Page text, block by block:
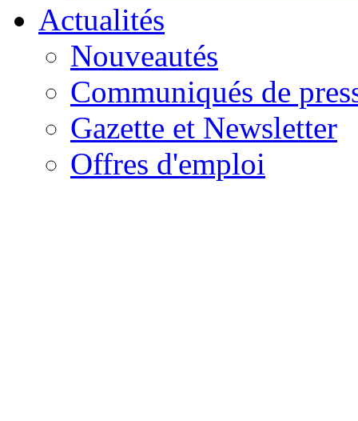
Actualités
Nouveautés
Communiqués de
Gazette et Newsletter
Offres d'emploi